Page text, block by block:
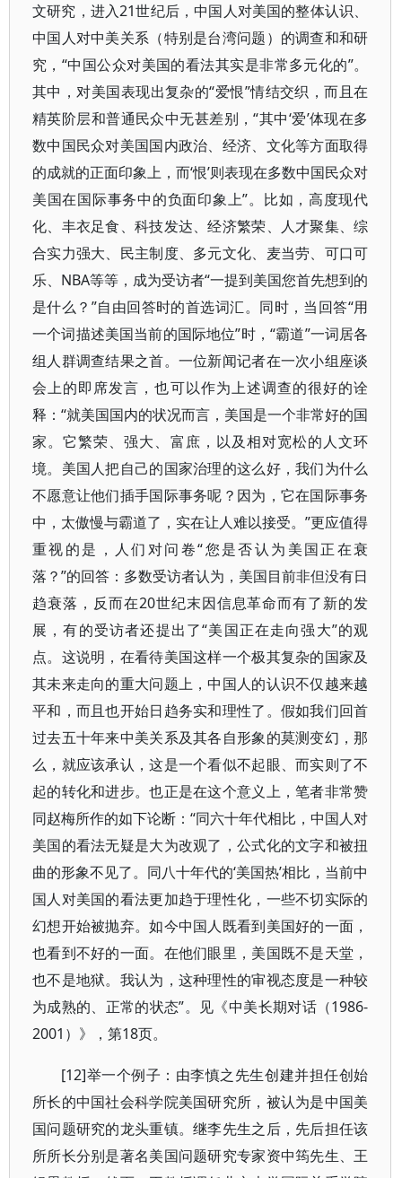
文研究，进入21世纪后，中国人对美国的整体认识、
中国人对中美关系（特别是台湾问题）的调查和和研
究，“中国公众对美国的看法其实是非常多元化的”。
其中，对美国表现出复杂的“爱恨”情结交织，而且在
精英阶层和普通民众中无甚差别，“其中‘爱’体现在多
数中国民众对美国国内政治、经济、文化等方面取得
的成就的正面印象上，而‘恨’则表现在多数中国民众对
美国在国际事务中的负面印象上”。比如，高度现代
化、丰衣足食、科技发达、经济繁荣、人才聚集、综
合实力强大、民主制度、多元文化、麦当劳、可口可
乐、NBA等等，成为受访者“一提到美国您首先想到的
是什么？”自由回答时的首选词汇。同时，当回答“用
一个词描述美国当前的国际地位”时，“霸道”一词居各
组人群调查结果之首。一位新闻记者在一次小组座谈
会上的即席发言，也可以作为上述调查的很好的诠
释：“就美国国内的状况而言，美国是一个非常好的国
家。它繁荣、强大、富庶，以及相对宽松的人文环
境。美国人把自己的国家治理的这么好，我们为什么
不愿意让他们插手国际事务呢？因为，它在国际事务
中，太傲慢与霸道了，实在让人难以接受。”更应值得
重视的是，人们对问卷“您是否认为美国正在衰
落？”的回答：多数受访者认为，美国目前非但没有日
趋衰落，反而在20世纪末因信息革命而有了新的发
展，有的受访者还提出了“美国正在走向强大”的观
点。这说明，在看待美国这样一个极其复杂的国家及
其未来走向的重大问题上，中国人的认识不仅越来越
平和，而且也开始日趋务实和理性了。假如我们回首
过去五十年来中美关系及其各自形象的莫测变幻，那
么，就应该承认，这是一个看似不起眼、而实则了不
起的转化和进步。也正是在这个意义上，笔者非常赞
同赵梅所作的如下论断：“同六十年代相比，中国人对
美国的看法无疑是大为改观了，公式化的文字和被扭
曲的形象不见了。同八十年代的‘美国热’相比，当前中
国人对美国的看法更加趋于理性化，一些不切实际的
幻想开始被抛弃。如今中国人既看到美国好的一面，
也看到不好的一面。在他们眼里，美国既不是天堂，
也不是地狱。我认为，这种理性的审视态度是一种较
为成熟的、正常的状态”。见《中美长期对话（1986-
2001）》，第18页。
[12]举一个例子：由李慎之先生创建并担任创始
所长的中国社会科学院美国研究所，被认为是中国美
国问题研究的龙头重镇。继李先生之后，先后担任该
所所长分别是著名美国问题研究专家资中筠先生、王